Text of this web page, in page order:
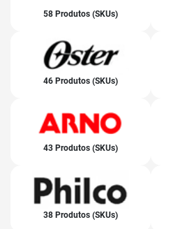
58 Produtos (SKUs)
46 Produtos (SKUs)
43 Produtos (SKUs)
38 Produtos (SKUs)